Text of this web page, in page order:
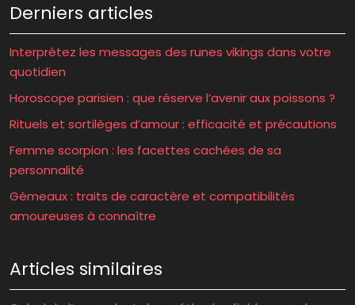
Derniers articles
Interprétez les messages des runes vikings dans votre
quotidien
Horoscope parisien : que réserve l’avenir aux poissons ?
Rituels et sortilèges d’amour : efficacité et précautions
Femme scorpion : les facettes cachées de sa
personnalité
Gémeaux : traits de caractère et compatibilités
amoureuses à connaître
Articles similaires